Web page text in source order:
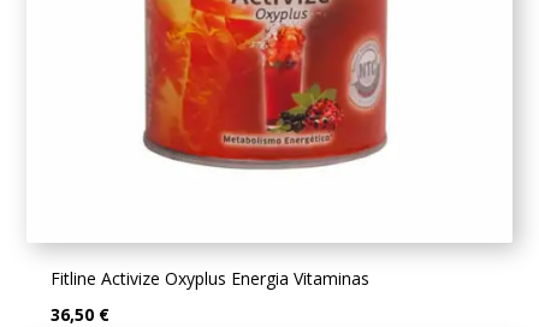
Fitline Activize Oxyplus Energia Vitaminas
36,50 €